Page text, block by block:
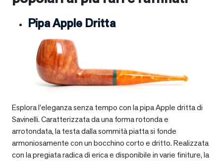
Pipa Apple Dritta
Esplora l’eleganza senza tempo con la pipa Apple dritta di
Savinelli. Caratterizzata da una forma rotonda e
arrotondata, la testa dalla sommità piatta si fonde
armoniosamente con un bocchino corto e dritto. Realizzata
con la pregiata radica di erica e disponibile in varie finiture, la